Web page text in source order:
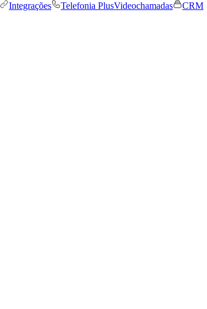
Integrações Telefonia PlusVideochamadas
CRM